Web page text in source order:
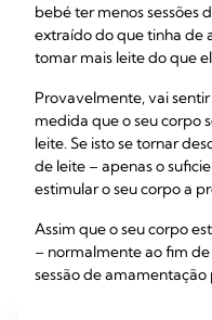
bebé ter menos sessões
extraído do que tinha de
tomar mais leite do que
Provavelmente, vai sentir
medida que o seu corpo
leite. Se isto se tornar
de leite – apenas o
estimular o seu corpo a
Assim que o seu corpo
– normalmente ao fim
sessão de amamentação